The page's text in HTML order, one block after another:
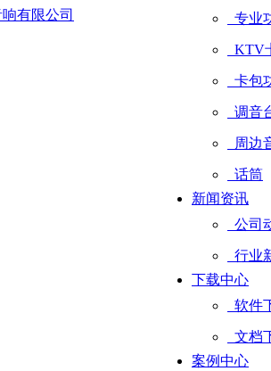
专业
KTV
卡包
调音
周边
话筒
新闻资讯
公司
行业
下载中心
软件
文档
案例中心